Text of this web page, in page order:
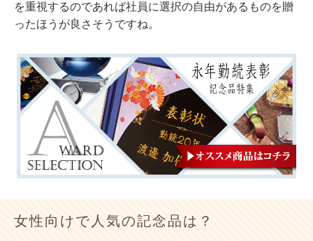
を重視するのであれば社員に選択の自由があるものを贈
ったほうが良さそうですね。
女性向けで人気の記念品は？